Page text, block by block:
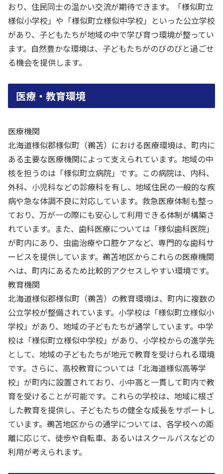
おり、住民同士の温かい交流が期待できます。「様似町立
様似小学校」や「様似町立様似中学校」といった公立学校
があり、子どもたちが地域の中で学び育つ環境が整ってい
ます。自然豊かな環境は、子どもたちがのびのびと過ごせ
る機会を提供します。
医療・教育環境
医療機関
北海道様似郡様似町（鵜苫）における医療環境は、町内に
ある主要な医療機関によって支えられています。地域の中
核を担うのは「様似町立病院」です。この病院は、内科、
外科、小児科などの診療科を有し、地域住民の一般的な疾
病や急な体調不良に対応しています。救急医療体制も整っ
ており、万が一の際にも安心して利用できる体制が構築さ
れています。また、歯科医療については「様似歯科医院」
が町内にあり、虫歯治療や口腔ケアなど、専門的な歯科サ
ービスを提供しています。鵜苫地区からこれらの医療機関
へは、町内にあるため比較的アクセスしやすい環境です。
教育機関
北海道様似郡様似町（鵜苫）の教育環境は、町内に複数の
公立学校が整備されています。小学校は「様似町立様似小
学校」があり、地域の子どもたちが通学しています。中学
校は「様似町立様似中学校」があり、小学校からの進学先
として、地域の子どもたちが地元で教育を受けられる環境
です。さらに、高校教育については「北海道様似高等学
校」が町内に設置されており、小中高と一貫して町内で教
育を受けることが可能です。これらの学校は、地域に根ざ
した教育を提供し、子どもたちの健全な成長をサポートし
ています。鵜苫地区からの通学については、各学校への距
離に応じて、徒歩や自転車、あるいはスクールバスなどの
利用が考えられます。